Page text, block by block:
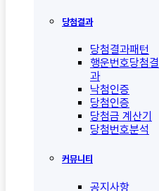
당첨결과
당첨결과패턴
행운번호당첨결
과
낙첨인증
당첨인증
당첨금 계산기
당첨번호분석
커뮤니티
공지사항